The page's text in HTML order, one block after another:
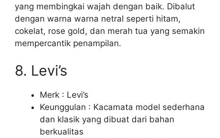
yang membingkai wajah dengan baik. Dibalut
dengan warna warna netral seperti hitam,
cokelat, rose gold, dan merah tua yang semakin
mempercantik penampilan.
8. Levi’s
Merk : Levi’s
Keunggulan : Kacamata model sederhana
dan klasik yang dibuat dari bahan
berkualitas